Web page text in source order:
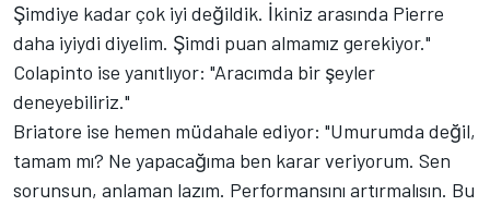
Şimdiye kadar çok iyi değildik. İkiniz arasında Pierre
daha iyiydi diyelim. Şimdi puan almamız gerekiyor."
Colapinto ise yanıtlıyor: "Aracımda bir şeyler
deneyebiliriz."
Briatore ise hemen müdahale ediyor: "Umurumda değil,
tamam mı? Ne yapacağıma ben karar veriyorum. Sen
sorunsun, anlaman lazım. Performansını artırmalısın. Bu